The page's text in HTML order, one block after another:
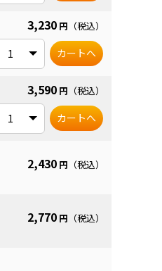
3,230 円 （税込）
カートへ
3,590 円 （税込）
カートへ
2,430 円 （税込）
2,770 円 （税込）